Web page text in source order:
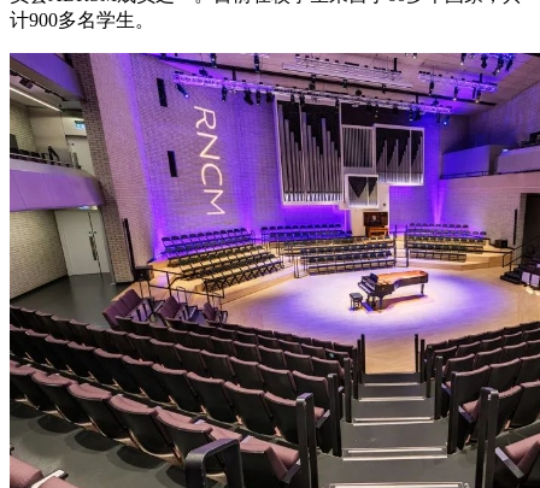
计900多名学生。